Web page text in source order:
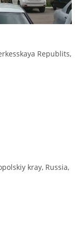
Republits,
kray, Russia,